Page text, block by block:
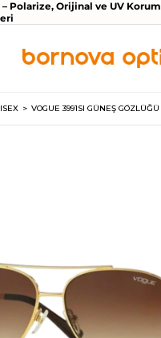
Polarize, Orijinal ve UV
VOGUE 3991SI GÜNEŞ GÖZLÜĞÜ